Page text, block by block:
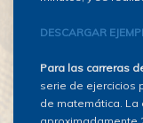
DESCARGAR
Para las carreras
serie de ejercicios
de matemática. La